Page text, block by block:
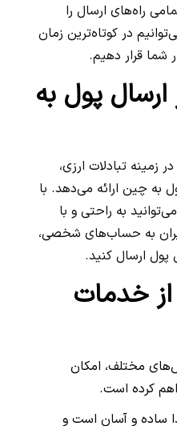
راه‌های ارسال را
در کوتاه‌ترین زمان
شما قرار دهیم.
پول به
زمینه تبادلات ارزی،
به چین ارائه می‌دهد. با
به راحتی و با
به حساب‌های شخصی،
ارسال کنید.
از خدمات
مختلف، امکان
کرده است.
ساده و آسان است و